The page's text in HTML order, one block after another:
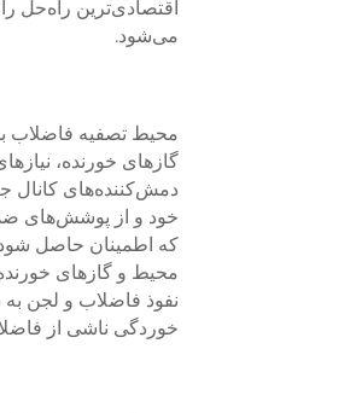
اقتصادی‌ترین راه‌حل
می‌شود.
محیط تصفیه فاضلاب
گازهای خورنده،
خود و از پوشش‌های
که اطمینان حاصل
محیط و گازهای
نفوذ فاضلاب و لجن به
خوردگی ناشی از